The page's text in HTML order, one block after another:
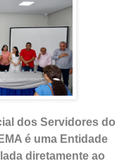
dos Servidores do
é uma Entidade
diretamente ao